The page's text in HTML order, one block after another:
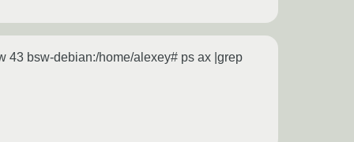
43 bsw-debian:/home/alexey# ps ax |grep